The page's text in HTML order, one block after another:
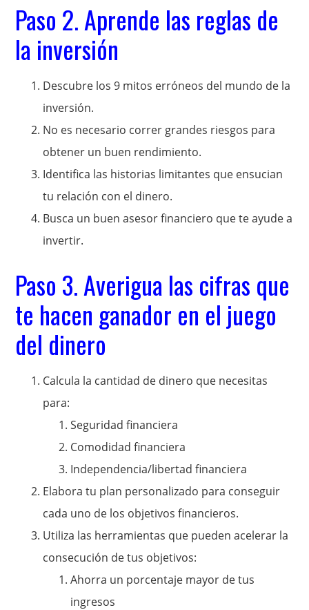
Paso 2. Aprende las reglas de
la inversión
Descubre los 9 mitos erróneos del mundo de la
inversión.
No es necesario correr grandes riesgos para
obtener un buen rendimiento.
Identifica las historias limitantes que ensucian
tu relación con el dinero.
Busca un buen asesor financiero que te ayude a
invertir.
Paso 3. Averigua las cifras que
te hacen ganador en el juego
del dinero
Calcula la cantidad de dinero que necesitas
para:
Seguridad financiera
Comodidad financiera
Independencia/libertad financiera
Elabora tu plan personalizado para conseguir
cada uno de los objetivos financieros.
Utiliza las herramientas que pueden acelerar la
consecución de tus objetivos:
Ahorra un porcentaje mayor de tus
ingresos